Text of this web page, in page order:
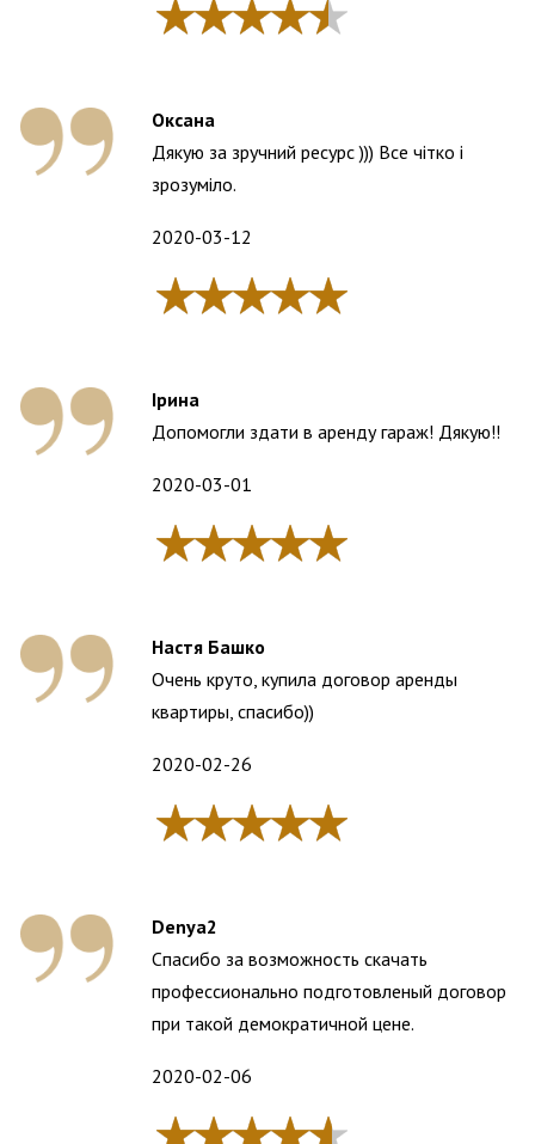
Оксана
Дякую за зручний ресурс ))) Все чітко і
зрозуміло.
2020-03-12
Ірина
Допомогли здати в аренду гараж! Дякую!!
2020-03-01
Настя Башко
Очень круто, купила договор аренды
квартиры, спасибо))
2020-02-26
Denya2
Спасибо за возможность скачать
профессионально подготовленый договор
при такой демократичной цене.
2020-02-06